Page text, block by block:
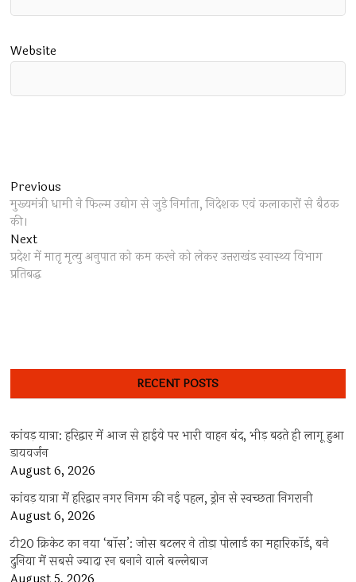
Website
Post
navigation
Previous
post:
मुख्यमंत्री धामी ने फिल्म उद्योग से जुड़े निर्माता, निदेशक एवं कलाकारों से बैठक
की।
NextNext
post:
प्रदेश में मातृ मृत्यु अनुपात को कम करने को लेकर उत्तराखंड स्वास्थ्य विभाग
प्रतिबद्ध
RECENT POSTS
कांवड़ यात्रा: हरिद्वार में आज से हाईवे पर भारी वाहन बंद, भीड़ बढ़ते ही लागू हुआ
डायवर्जन
August 6, 2026
कांवड़ यात्रा में हरिद्वार नगर निगम की नई पहल, ड्रोन से स्वच्छता निगरानी
August 6, 2026
टी20 क्रिकेट का नया ‘बॉस’: जोस बटलर ने तोड़ा पोलार्ड का महारिकॉर्ड, बने
दुनिया में सबसे ज्यादा रन बनाने वाले बल्लेबाज